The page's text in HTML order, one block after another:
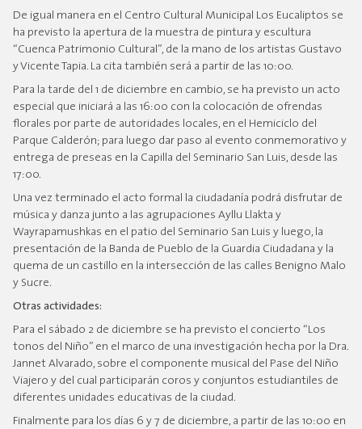
De igual manera en el Centro Cultural Municipal Los Eucaliptos se
ha previsto la apertura de la muestra de pintura y escultura
“Cuenca Patrimonio Cultural”, de la mano de los artistas Gustavo
y Vicente Tapia. La cita también será a partir de las 10:00.
Para la tarde del 1 de diciembre en cambio, se ha previsto un acto
especial que iniciará a las 16:00 con la colocación de ofrendas
florales por parte de autoridades locales, en el Hemiciclo del
Parque Calderón; para luego dar paso al evento conmemorativo y
entrega de preseas en la Capilla del Seminario San Luis, desde las
17:00.
Una vez terminado el acto formal la ciudadanía podrá disfrutar de
música y danza junto a las agrupaciones Ayllu Llakta y
Wayrapamushkas en el patio del Seminario San Luis y luego, la
presentación de la Banda de Pueblo de la Guardia Ciudadana y la
quema de un castillo en la intersección de las calles Benigno Malo
y Sucre.
Otras actividades:
Para el sábado 2 de diciembre se ha previsto el concierto “Los
tonos del Niño” en el marco de una investigación hecha por la Dra.
Jannet Alvarado, sobre el componente musical del Pase del Niño
Viajero y del cual participarán coros y conjuntos estudiantiles de
diferentes unidades educativas de la ciudad.
Finalmente para los días 6 y 7 de diciembre, a partir de las 10:00 en